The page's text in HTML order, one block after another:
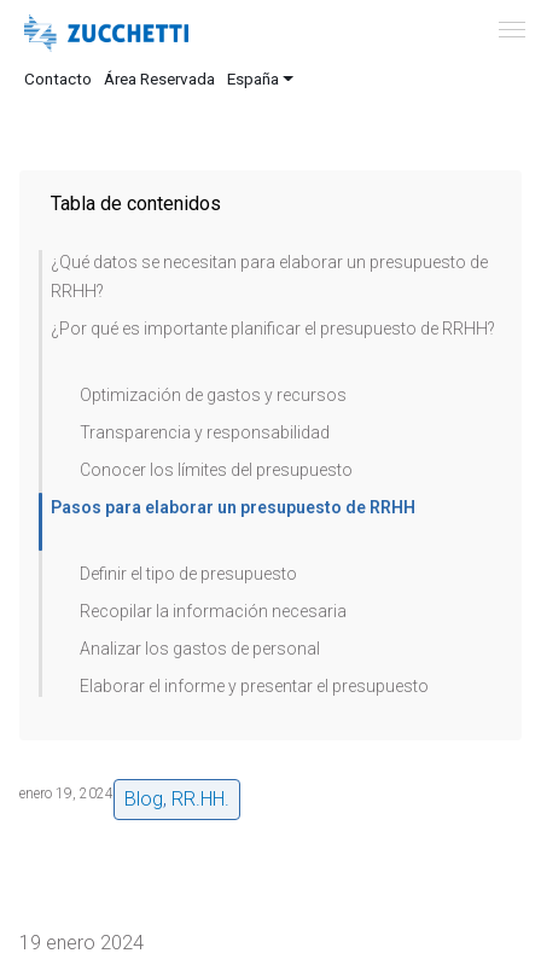
Contacto Área Reservada España
Tabla de contenidos
¿Qué datos se necesitan para elaborar un presupuesto de
RRHH?
¿Por qué es importante planificar el presupuesto de RRHH?
Optimización de gastos y recursos
Transparencia y responsabilidad
Conocer los límites del presupuesto
Pasos para elaborar un presupuesto de RRHH
Definir el tipo de presupuesto
Recopilar la información necesaria
Analizar los gastos de personal
Elaborar el informe y presentar el presupuesto
enero 19, 2024 Blog, RR.HH.
19 enero 2024